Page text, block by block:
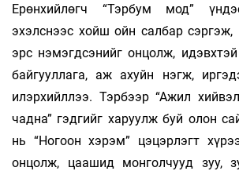
Ерөнхийлөгч “Тэрбум мод”
эхэлснээс хойш ойн салбар
эрс нэмэгдсэнийг онцолж,
байгууллага, аж ахуйн нэгж,
илэрхийллээ. Тэрбээр “Ажил
чадна” гэдгийг харуулж буй олон
нь “Ногоон хэрэм” цэцэрлэгт
онцолж, цаашид монголчууд зуу,